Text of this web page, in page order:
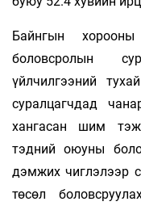
Байнгын
боловсролын
үйлчилгээний
суралцагчдад
хангасан шим
тэдний оюуны
дэмжих чиглэлээр
төсөл